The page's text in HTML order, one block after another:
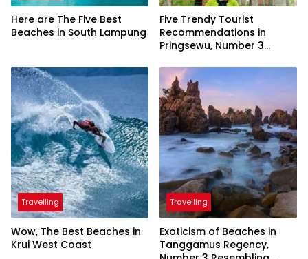
Here are The Five Best
Beaches in South Lampung
Five Trendy Tourist
Recommendations in
Pringsewu, Number 3
President
Travelling
Wow, The Best Beaches in
Krui West Coast
Travelling
Exoticism of Beaches in
Tanggamus Regency,